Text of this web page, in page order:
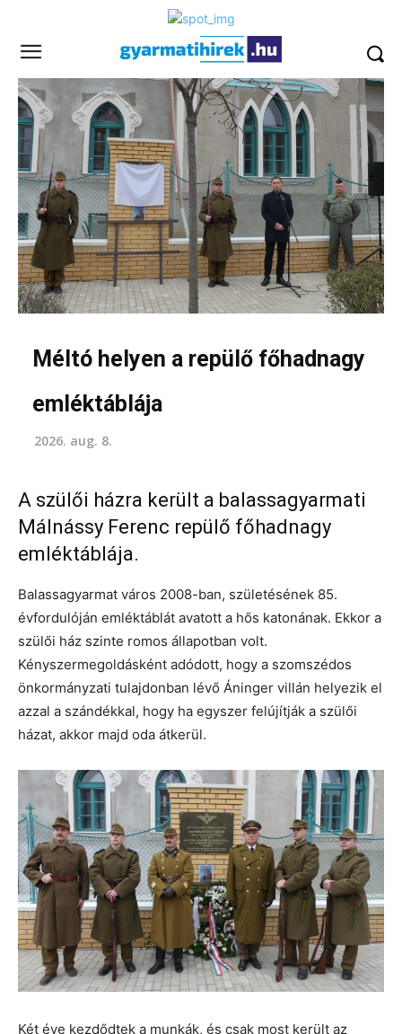
Méltó helyen a repülő főhadnagy
emléktáblája
2026. aug. 8.
A szülői házra került a balassagyarmati
Málnássy Ferenc repülő főhadnagy
emléktáblája.
Balassagyarmat város 2008-ban, születésének 85.
évfordulóján emléktáblát avatott a hős katonának. Ekkor a
szülői ház szinte romos állapotban volt.
Kényszermegoldásként adódott, hogy a szomszédos
önkormányzati tulajdonban lévő Áninger villán helyezik el
azzal a szándékkal, hogy ha egyszer felújítják a szülői
házat, akkor majd oda átkerül.
Két éve kezdődtek a munkák, és csak most került az